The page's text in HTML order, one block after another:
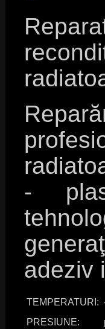
-
adeziv
TEMPERATURI:
PRESIUNE: